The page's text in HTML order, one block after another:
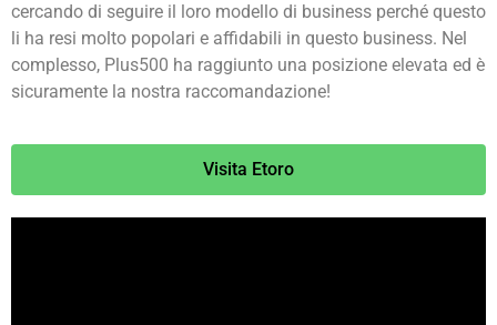
cercando di seguire il loro modello di business perché questo
li ha resi molto popolari e affidabili in questo business. Nel
complesso, Plus500 ha raggiunto una posizione elevata ed è
sicuramente la nostra raccomandazione!
Visita Etoro